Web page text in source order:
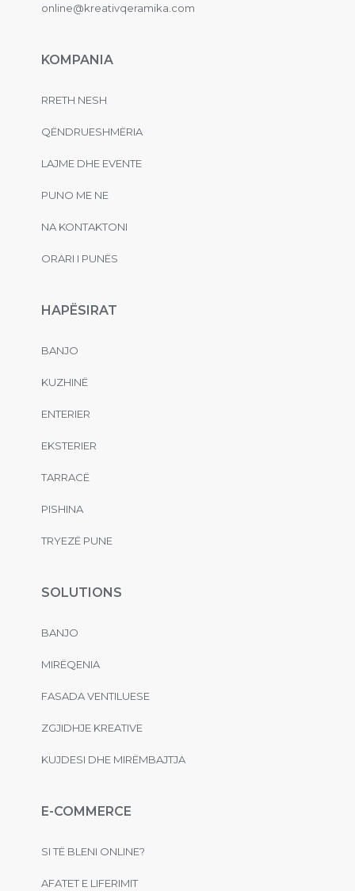
online@kreativqeramika.com
KOMPANIA
RRETH NESH
QËNDRUESHMËRIA
LAJME DHE EVENTE
PUNO ME NE
NA KONTAKTONI
ORARI I PUNËS
HAPËSIRAT
BANJO
KUZHINË
ENTERIER
EKSTERIER
TARRACË
PISHINA
TRYEZË PUNE
SOLUTIONS
BANJO
MIRËQENIA
FASADA VENTILUESE
ZGJIDHJE KREATIVE
KUJDESI DHE MIRËMBAJTJA
E-COMMERCE
SI TË BLENI ONLINE?
AFATET E LIFERIMIT